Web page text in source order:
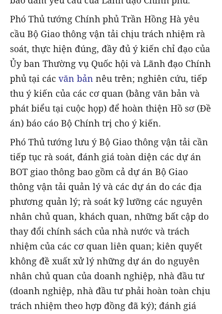
Phó Thủ tướng Chính phủ Trần Hồng Hà yêu
cầu Bộ Giao thông vận tải chịu trách nhiệm rà
soát, thực hiện đúng, đầy đủ ý kiến chỉ đạo của
Ủy ban Thường vụ Quốc hội và Lãnh đạo Chính
phủ tại các văn bản nêu trên; nghiên cứu, tiếp
thu ý kiến của các cơ quan (bằng văn bản và
phát biểu tại cuộc họp) để hoàn thiện Hồ sơ (Đề
án) báo cáo Bộ Chính trị cho ý kiến.
Phó Thủ tướng lưu ý Bộ Giao thông vận tải cần
tiếp tục rà soát, đánh giá toàn diện các dự án
BOT giao thông bao gồm cả dự án Bộ Giao
thông vận tải quản lý và các dự án do các địa
phương quản lý; rà soát kỹ lưỡng các nguyên
nhân chủ quan, khách quan, những bất cập do
thay đổi chính sách của nhà nước và trách
nhiệm của các cơ quan liên quan; kiên quyết
không đề xuất xử lý những dự án do nguyên
nhân chủ quan của doanh nghiệp, nhà đầu tư
(doanh nghiệp, nhà đầu tư phải hoàn toàn chịu
trách nhiệm theo hợp đồng đã ký); đánh giá